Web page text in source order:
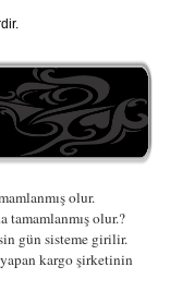
olur.
tamamlanmış olur.?
gün sisteme girilir.
kargo şirketinin